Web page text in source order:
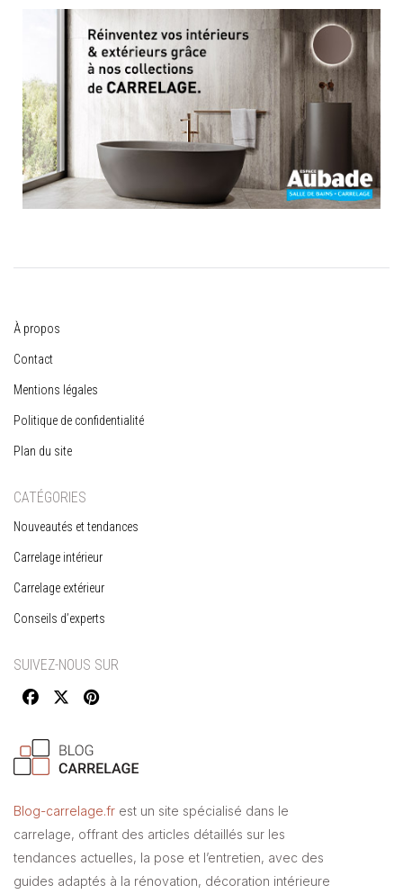
Blog-carrelage.fr est un site spécialisé dans le
carrelage, offrant des articles détaillés sur les
tendances actuelles, la pose et l’entretien, avec des
guides adaptés à la rénovation, décoration intérieure
À propos
Contact
Mentions légales
Politique de confidentialité
Plan du site
CATÉGORIES
Nouveautés et tendances
Carrelage intérieur
Carrelage extérieur
Conseils d’experts
SUIVEZ-NOUS SUR